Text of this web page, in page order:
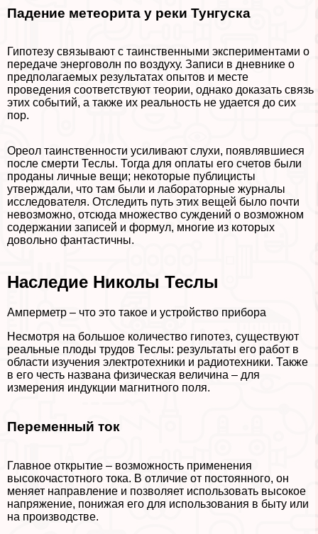
Падение метеорита у реки Тунгуска
Гипотезу связывают с таинственными экспериментами о
передаче энерговолн по воздуху. Записи в дневнике о
предполагаемых результатах опытов и месте
проведения соответствуют теории, однако доказать связь
этих событий, а также их реальность не удается до сих
пор.
Ореол таинственности усиливают слухи, появлявшиеся
после cмepти Теслы. Тогда для оплаты его счетов были
проданы личные вещи; некоторые публицисты
утверждали, что там были и лабораторные журналы
исследователя. Отследить путь этих вещей было почти
невозможно, отсюда множество суждений о возможном
содержании записей и формул, многие из которых
довольно фантастичны.
Наследие Николы Теслы
Амперметр – что это такое и устройство прибора
Несмотря на большое количество гипотез, существуют
реальные плоды трудов Теслы: результаты его работ в
области изучения электротехники и радиотехники. Также
в его честь названа физическая величина – для
измерения индукции магнитного поля.
Переменный ток
Главное открытие – возможность применения
высокочастотного тока. В отличие от постоянного, он
меняет направление и позволяет использовать высокое
напряжение, понижая его для использования в быту или
на производстве.